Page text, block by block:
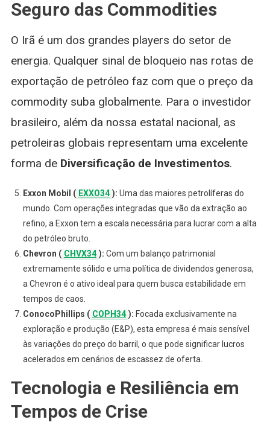
Seguro das Commodities
O Irã é um dos grandes players do setor de
energia. Qualquer sinal de bloqueio nas rotas de
exportação de petróleo faz com que o preço da
commodity suba globalmente. Para o investidor
brasileiro, além da nossa estatal nacional, as
petroleiras globais representam uma excelente
forma de Diversificação de Investimentos.
Exxon Mobil ( EXXO34 ): Uma das maiores petrolíferas do
mundo. Com operações integradas que vão da extração ao
refino, a Exxon tem a escala necessária para lucrar com a alta
do petróleo bruto.
Chevron ( CHVX34 ): Com um balanço patrimonial
extremamente sólido e uma política de dividendos generosa,
a Chevron é o ativo ideal para quem busca estabilidade em
tempos de caos.
ConocoPhillips ( COPH34 ): Focada exclusivamente na
exploração e produção (E&P), esta empresa é mais sensível
às variações do preço do barril, o que pode significar lucros
acelerados em cenários de escassez de oferta.
Tecnologia e Resiliência em
Tempos de Crise